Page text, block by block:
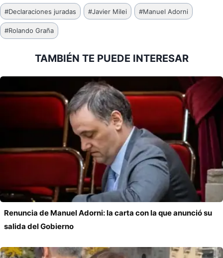
Etiquetas
de
la
#Declaraciones juradas #Javier Milei #Manuel Adorni
#Rolando Graña
TAMBIÉN TE PUEDE INTERESAR
Renuncia de Manuel Adorni: la carta con la que anunció su
salida del Gobierno